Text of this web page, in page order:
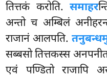
तित्तकं करोति. समाहर
अन्तो च अम्बिलं
राजानं आलपति.
सब्बसो तित्तकस्स
एवं पण्डितो राजापि